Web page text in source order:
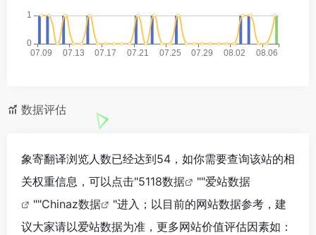
数据评估
象寄翻译浏览人数已经达到54，如你需要查询该站的相
关权重信息，可以点击"5118数据 ""爱站数据
""Chinaz数据
"进入；以目前的网站数据参考，建
议大家请以爱站数据为准，更多网站价值评估因素如：